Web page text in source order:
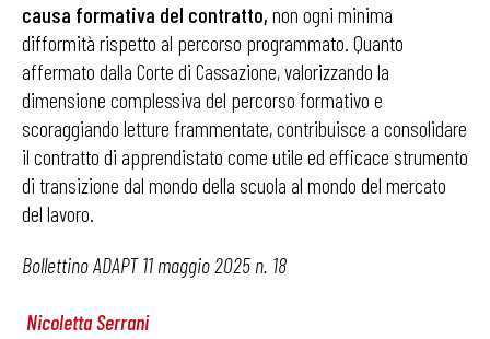
causa formativa del contratto, non ogni minima
difformità rispetto al percorso programmato. Quanto
affermato dalla Corte di Cassazione, valorizzando la
dimensione complessiva del percorso formativo e
scoraggiando letture frammentate, contribuisce a consolidare
il contratto di apprendistato come utile ed efficace strumento
di transizione dal mondo della scuola al mondo del mercato
del lavoro.
Bollettino ADAPT 11 maggio 2025 n. 18
Nicoletta Serrani